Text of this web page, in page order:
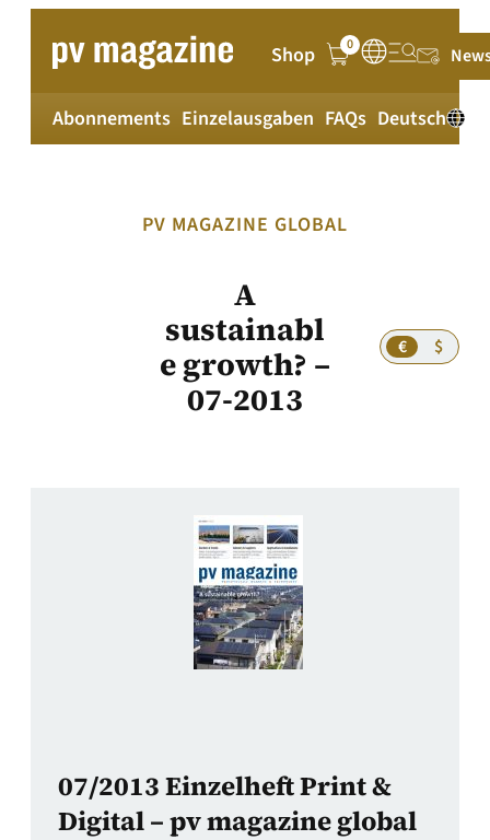
springen
Shop 0
Abonnements Einzelausgaben FAQs Deutsch
PV MAGAZINE GLOBAL
A
sustainabl
e growth? –
07-2013
$
€
07/2013 Einzelheft Print &
Digital – pv magazine global